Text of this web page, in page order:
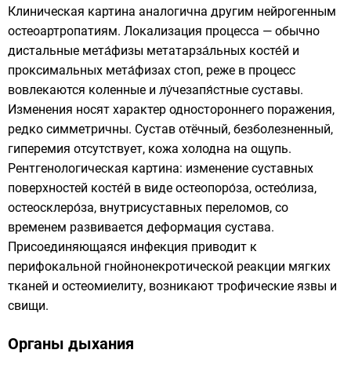
Клиническая картина аналогична другим нейрогенным
остеоартропатиям. Локализация процесса — обычно
дистальные мета́физы метатарза́льных косте́й и
проксимальных мета́физах стоп, реже в процесс
вовлекаются коленные и лу́чезапя́стные суставы.
Изменения носят характер одностороннего поражения,
редко симметричны. Сустав отёчный, безболезненный,
гиперемия отсутствует, кожа холодна на ощупь.
Рентгенологическая картина: изменение суставных
поверхностей косте́й в виде остеопоро́за, остео́лиза,
остеосклеро́за, внутрисуставных переломов, со
временем развивается деформация сустава.
Присоединяющаяся инфекция приводит к
перифокальной гнойнонекротической реакции мягких
тканей и остеомиелиту, возникают трофические язвы и
свищи.
Органы дыхания